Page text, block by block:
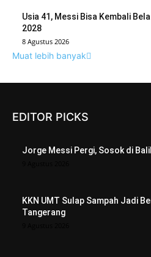
Usia 41, Messi Bisa Kembali
2028
8 Agustus 2026
Muat lebih banyak
EDITOR PICKS
Jorge Messi Pergi, Sosok di
KKN UMT Sulap Sampah Jadi
Tangerang